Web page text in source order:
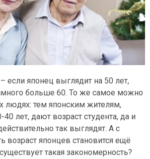
если японец выглядит на 50 лет,
больше 60. То же самое можно
людях: тем японским жителям,
лет, дают возраст студента, да и
так выглядят. А с
возраст японцев становится ещё
такая закономерность?